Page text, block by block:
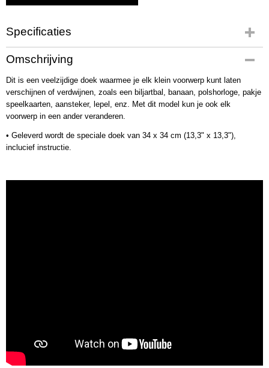
Specificaties
Productcode
3783
Bruto gewicht
40,00 g
Omschrijving
Dit is een veelzijdige doek waarmee je elk klein voorwerp kunt laten
verschijnen of verdwijnen, zoals een biljartbal, banaan, polshorloge, pakje
speelkaarten, aansteker, lepel, enz. Met dit model kun je ook elk
voorwerp in een ander veranderen.
• Geleverd wordt de speciale doek van 34 x 34 cm (13,3" x 13,3"),
inclucief instructie.